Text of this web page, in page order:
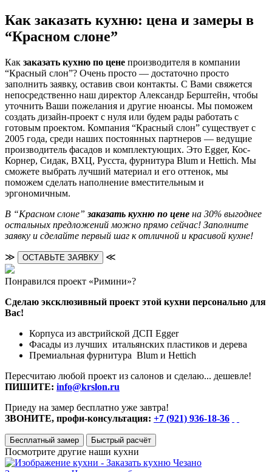
Как заказать кухню: цена и замеры в
“Красном слоне”
Как заказать кухню по цене производителя в компании
“Красный слон”? Очень просто — достаточно просто
заполнить заявку, оставив свои контакты. С Вами свяжется
непосредственно наш директор Александр Берштейн, чтобы
уточнить Ваши пожелания и другие нюансы. Мы поможем
создать дизайн-проект с нуля или будем рады работать с
готовым проектом. Компания “Красный слон” существует с
2005 года, среди наших постоянных партнеров — ведущие
производитель фасадов и комплектующих. Это Egger, Кос-
Корнер, Сидак, ВХЦ, Русста, фурнитура Blum и Hettich. Мы
сможете выбрать лучший материал и его оттенок, мы
поможем сделать наполнение вместительным и
эргономичным.
В “Красном слоне” заказать кухню по цене на 30% выгоднее
остальных предложений можно прямо сейчас! Заполните
заявку и сделайте первый шаг к отличной и красивой кухне!
≫ ОСТАВЬТЕ ЗАЯВКУ ≪
Понравился проект «Римини»?
Сделаю эксклюзивный проект этой кухни персонально для
Вас!
Корпуса из австрийской ДСП Egger
Фасады из лучших итальянских пластиков и дерева
Премиальная фурнитура Blum и Hettich
Пересчитаю любой проект из салонов и сделаю... дешевле!
ПИШИТЕ: info@krslon.ru
Приеду на замер бесплатно уже завтра!
ЗВОНИТЕ, профи-консультация: +7 (921) 936-18-36
Бесплатный замер Быстрый расчёт
Посмотрите другие наши кухни